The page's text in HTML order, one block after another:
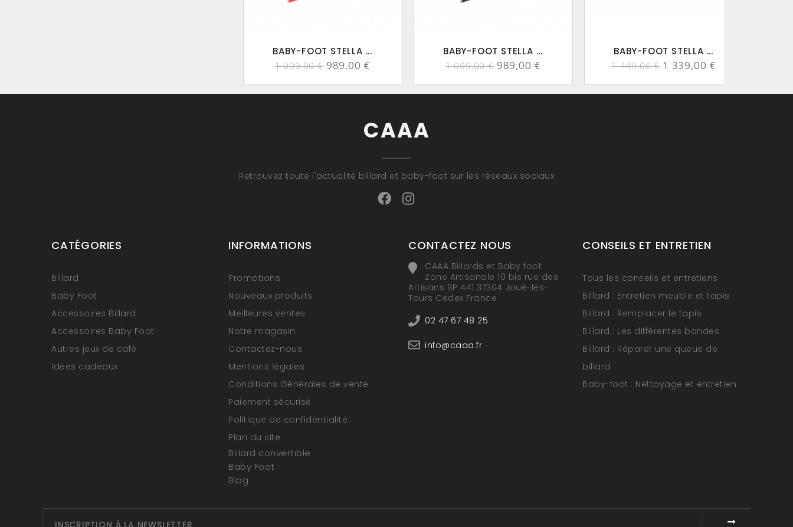
BABY-FOOT STELLA ...
1 099,00 € 989,00 €
BABY-FOOT STELLA ...
1 099,00 € 989,00 €
BABY-FOOT STELLA ...
1 449,00 € 1 339,00 €
CAAA
Retrouvez toute l'actualité billard et baby-foot sur les réseaux sociaux
CATÉGORIES
Billard
Baby Foot
Accessoires Billard
Accessoires Baby Foot
Autres jeux de café
Idées cadeaux
INFORMATIONS
Promotions
Nouveaux produits
Meilleures ventes
Notre magasin
Contactez-nous
Mentions légales
Conditions Générales de vente
Paiement sécurisé
Politique de confidentialité
Plan du site
Billard convertible
Baby Foot
Blog
CONTACTEZ NOUS
CAAA Billards et Baby foot
Zone Artisanale 10 bis rue des
Artisans BP 441 37304 Joué-les-
Tours Cedex France
02 47 67 48 25
info@caaa.fr
CONSEILS ET ENTRETIEN
Tous les conseils et entretiens
Billard : Entretien meuble et tapis
Billard : Remplacer le tapis
Billard : Les différentes bandes
Billard : Réparer une queue de
billard
Baby-foot : Nettoyage et entretien